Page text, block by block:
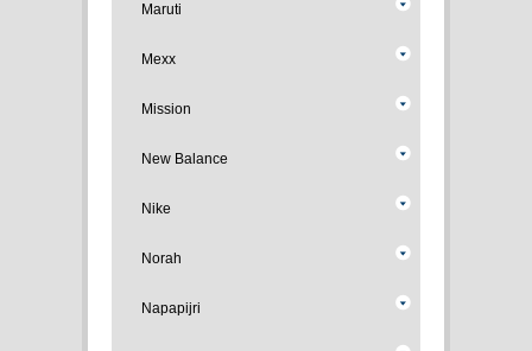
Maruti
Mexx
Mission
New Balance
Nike
Norah
Napapijri